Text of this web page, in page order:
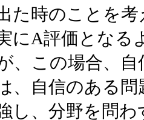
た時のことを
にA評価となる
、この場合、
、自信のある
し、分野を問